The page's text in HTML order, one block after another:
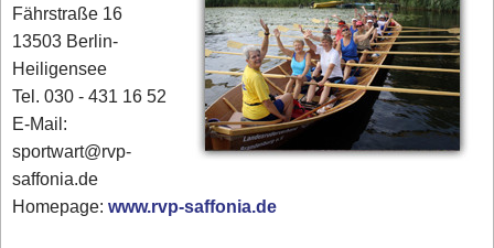
Fährstraße 16
13503 Berlin-
Heiligensee
Tel. 030 - 431 16 52
E-Mail:
sportwart@rvp-
saffonia.de
Homepage:www.rvp-saffonia.de